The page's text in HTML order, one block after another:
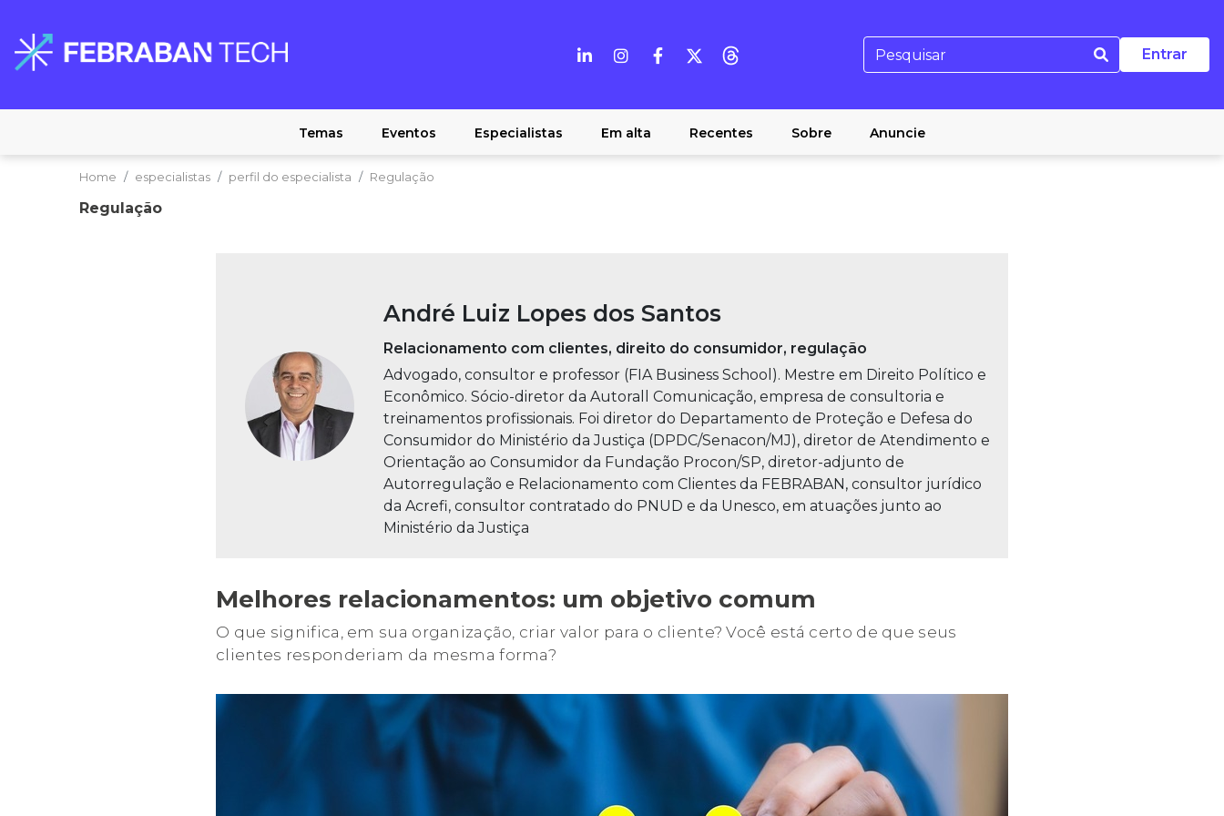
Entrar
Temas Eventos Especialistas Em alta Recentes Sobre Anuncie
Home especialistas perfil do especialista Regulação
Regulação
André Luiz Lopes dos Santos
Relacionamento com clientes, direito do consumidor, regulação
Advogado, consultor e professor (FIA Business School). Mestre em Direito Político e
Econômico. Sócio-diretor da Autorall Comunicação, empresa de consultoria e
treinamentos profissionais. Foi diretor do Departamento de Proteção e Defesa do
Consumidor do Ministério da Justiça (DPDC/Senacon/MJ), diretor de Atendimento e
Orientação ao Consumidor da Fundação Procon/SP, diretor-adjunto de
Autorregulação e Relacionamento com Clientes da FEBRABAN, consultor jurídico
da Acrefi, consultor contratado do PNUD e da Unesco, em atuações junto ao
Ministério da Justiça
Melhores relacionamentos: um objetivo comum
O que significa, em sua organização, criar valor para o cliente? Você está certo de que seus
clientes responderiam da mesma forma?